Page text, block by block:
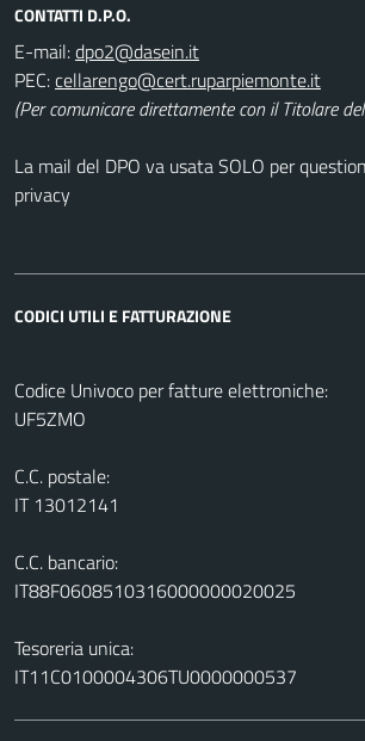
CONTATTI D.P.O.
E-mail:
PEC:
(Per comunicare direttamente con il Titolare
La mail del DPO va usata SOLO per
privacy
CODICI UTILI E FATTURAZIONE
Codice Univoco per fatture elettroniche:
UF5ZMO
C.C. postale:
IT 13012141
C.C. bancario:
IT88F0608510316000000020025
Tesoreria unica:
IT11C0100004306TU0000000537